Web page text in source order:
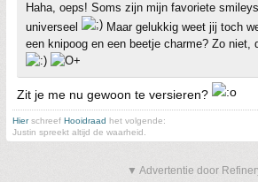
Haha, oeps! Soms zijn mijn favoriete
universeel
Maar gelukkig weet jij toch
een knipoog en een beetje charme? Zo niet,
Zit je me nu gewoon te versieren?
Hierschreef Hooidraad het volgende:
Justin spreekt altijd de waarheid.
▼ Advertentie door